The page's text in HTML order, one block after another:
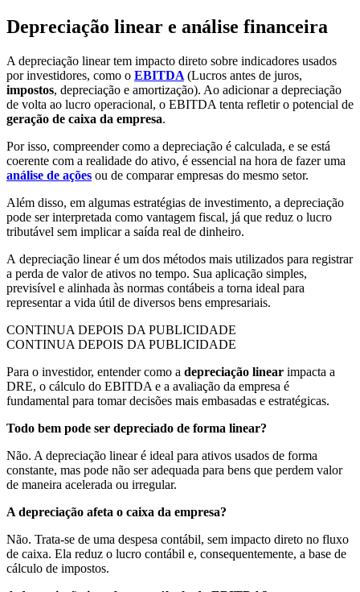
Depreciação linear e análise financeira
A depreciação linear tem impacto direto sobre indicadores usados
por investidores, como o EBITDA (Lucros antes de juros,
impostos, depreciação e amortização). Ao adicionar a depreciação
de volta ao lucro operacional, o EBITDA tenta refletir o potencial de
geração de caixa da empresa.
Por isso, compreender como a depreciação é calculada, e se está
coerente com a realidade do ativo, é essencial na hora de fazer uma
análise de ações ou de comparar empresas do mesmo setor.
Além disso, em algumas estratégias de investimento, a depreciação
pode ser interpretada como vantagem fiscal, já que reduz o lucro
tributável sem implicar a saída real de dinheiro.
A depreciação linear é um dos métodos mais utilizados para registrar
a perda de valor de ativos no tempo. Sua aplicação simples,
previsível e alinhada às normas contábeis a torna ideal para
representar a vida útil de diversos bens empresariais.
CONTINUA DEPOIS DA PUBLICIDADE
CONTINUA DEPOIS DA PUBLICIDADE
Para o investidor, entender como a depreciação linear impacta a
DRE, o cálculo do EBITDA e a avaliação da empresa é
fundamental para tomar decisões mais embasadas e estratégicas.
Todo bem pode ser depreciado de forma linear?
Não. A depreciação linear é ideal para ativos usados de forma
constante, mas pode não ser adequada para bens que perdem valor
de maneira acelerada ou irregular.
A depreciação afeta o caixa da empresa?
Não. Trata-se de uma despesa contábil, sem impacto direto no fluxo
de caixa. Ela reduz o lucro contábil e, consequentemente, a base de
cálculo de impostos.